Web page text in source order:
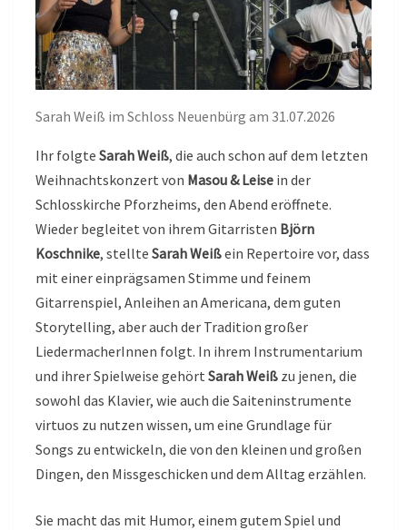
Sarah Weiß im Schloss Neuenbürg am 31.07.2026
Ihr folgte Sarah Weiß, die auch schon auf dem letzten
Weihnachtskonzert von Masou & Leise in der
Schlosskirche Pforzheims, den Abend eröffnete.
Wieder begleitet von ihrem Gitarristen Björn
Koschnike, stellte Sarah Weißein Repertoire vor, dass
mit einer einprägsamen Stimme und feinem
Gitarrenspiel, Anleihen an Americana, dem guten
Storytelling, aber auch der Tradition großer
LiedermacherInnen folgt. In ihrem Instrumentarium
und ihrer Spielweise gehört Sarah Weiß zu jenen, die
sowohl das Klavier, wie auch die Saiteninstrumente
virtuos zu nutzen wissen, um eine Grundlage für
Songs zu entwickeln, die von den kleinen und großen
Dingen, den Missgeschicken und dem Alltag erzählen.
Sie macht das mit Humor, einem gutem Spiel und